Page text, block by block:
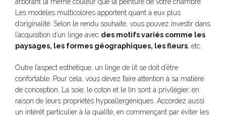
Les modèles multicolores apportent quant à eux plus
d’originalité. Selon le rendu souhaité, vous pouvez investir dans
l’acquisition d’un linge avec des motifs variés comme les
paysages, les formes géographiques, les fleurs, etc.
Outre l’aspect esthétique, un linge de lit se doit d’être
confortable. Pour cela, vous devez faire attention à sa matière
de conception. La soie, le coton et le lin sont à privilégier, en
raison de leurs propriétés hypoallergéniques. Accordez aussi
un intérêt particulier à la qualité, en commençant par éviter les